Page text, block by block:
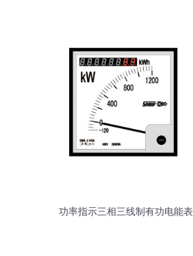
功率指示三相三线制有功电能表